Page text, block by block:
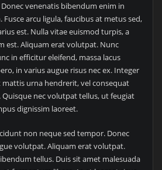
venenatis bibendum enim in
Fusce arcu ligula, faucibus at metus sed,
est. Nulla vitae euismod turpis, a
est. Aliquam erat volutpat. Nunc
in efficitur eleifend, massa lacus
in varius augue risus nec ex. Integer
mattis urna hendrerit, vel consequat
Quisque nec volutpat tellus, ut feugiat
dignissim laoreet.
non neque sed tempor. Donec
volutpat. Aliquam erat volutpat.
tellus. Duis sit amet malesuada